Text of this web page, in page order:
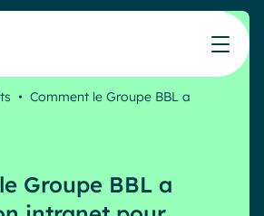
interne
le réseau de partenaires Powell
clients ont accompli avec Powell
intranet
• Comment le Groupe BBL a
Groupe BBL a